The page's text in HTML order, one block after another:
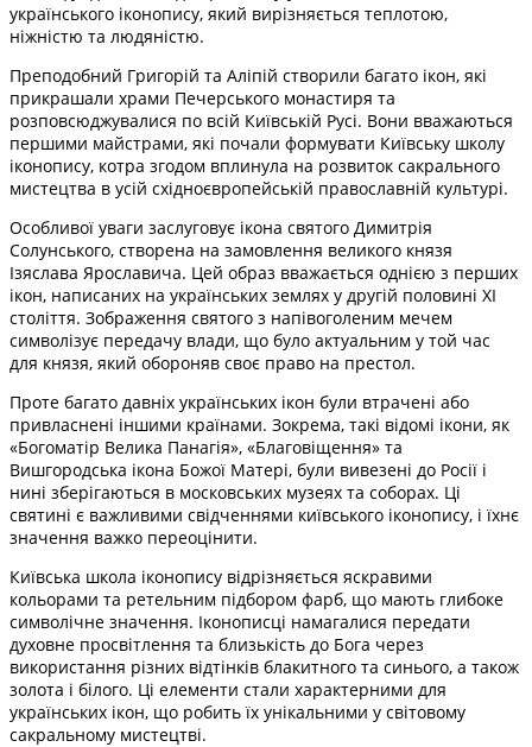
українського іконопису, який вирізняється теплотою,
ніжністю та людяністю.
Преподобний Григорій та Аліпій створили багато ікон, які
прикрашали храми Печерського монастиря та
розповсюджувалися по всій Київській Русі. Вони вважаються
першими майстрами, які почали формувати Київську школу
іконопису, котра згодом вплинула на розвиток сакрального
мистецтва в усій східноєвропейській православній культурі.
Особливої уваги заслуговує ікона святого Димитрія
Солунського, створена на замовлення великого князя
Ізяслава Ярославича. Цей образ вважається однією з перших
ікон, написаних на українських землях у другій половині ХІ
століття. Зображення святого з напівоголеним мечем
символізує передачу влади, що було актуальним у той час
для князя, який обороняв своє право на престол.
Проте багато давніх українських ікон були втрачені або
привласнені іншими країнами. Зокрема, такі відомі ікони, як
«Богоматір Велика Панагія», «Благовіщення» та
Вишгородська ікона Божої Матері, були вивезені до Росії і
нині зберігаються в московських музеях та соборах. Ці
святині є важливими свідченнями київського іконопису, і їхнє
значення важко переоцінити.
Київська школа іконопису відрізняється яскравими
кольорами та ретельним підбором фарб, що мають глибоке
символічне значення. Іконописці намагалися передати
духовне просвітлення та близькість до Бога через
використання різних відтінків блакитного та синього, а також
золота і білого. Ці елементи стали характерними для
українських ікон, що робить їх унікальними у світовому
сакральному мистецтві.